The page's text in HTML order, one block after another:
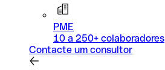
PME
10 a 250+ colaboradores
Contacte um consultor